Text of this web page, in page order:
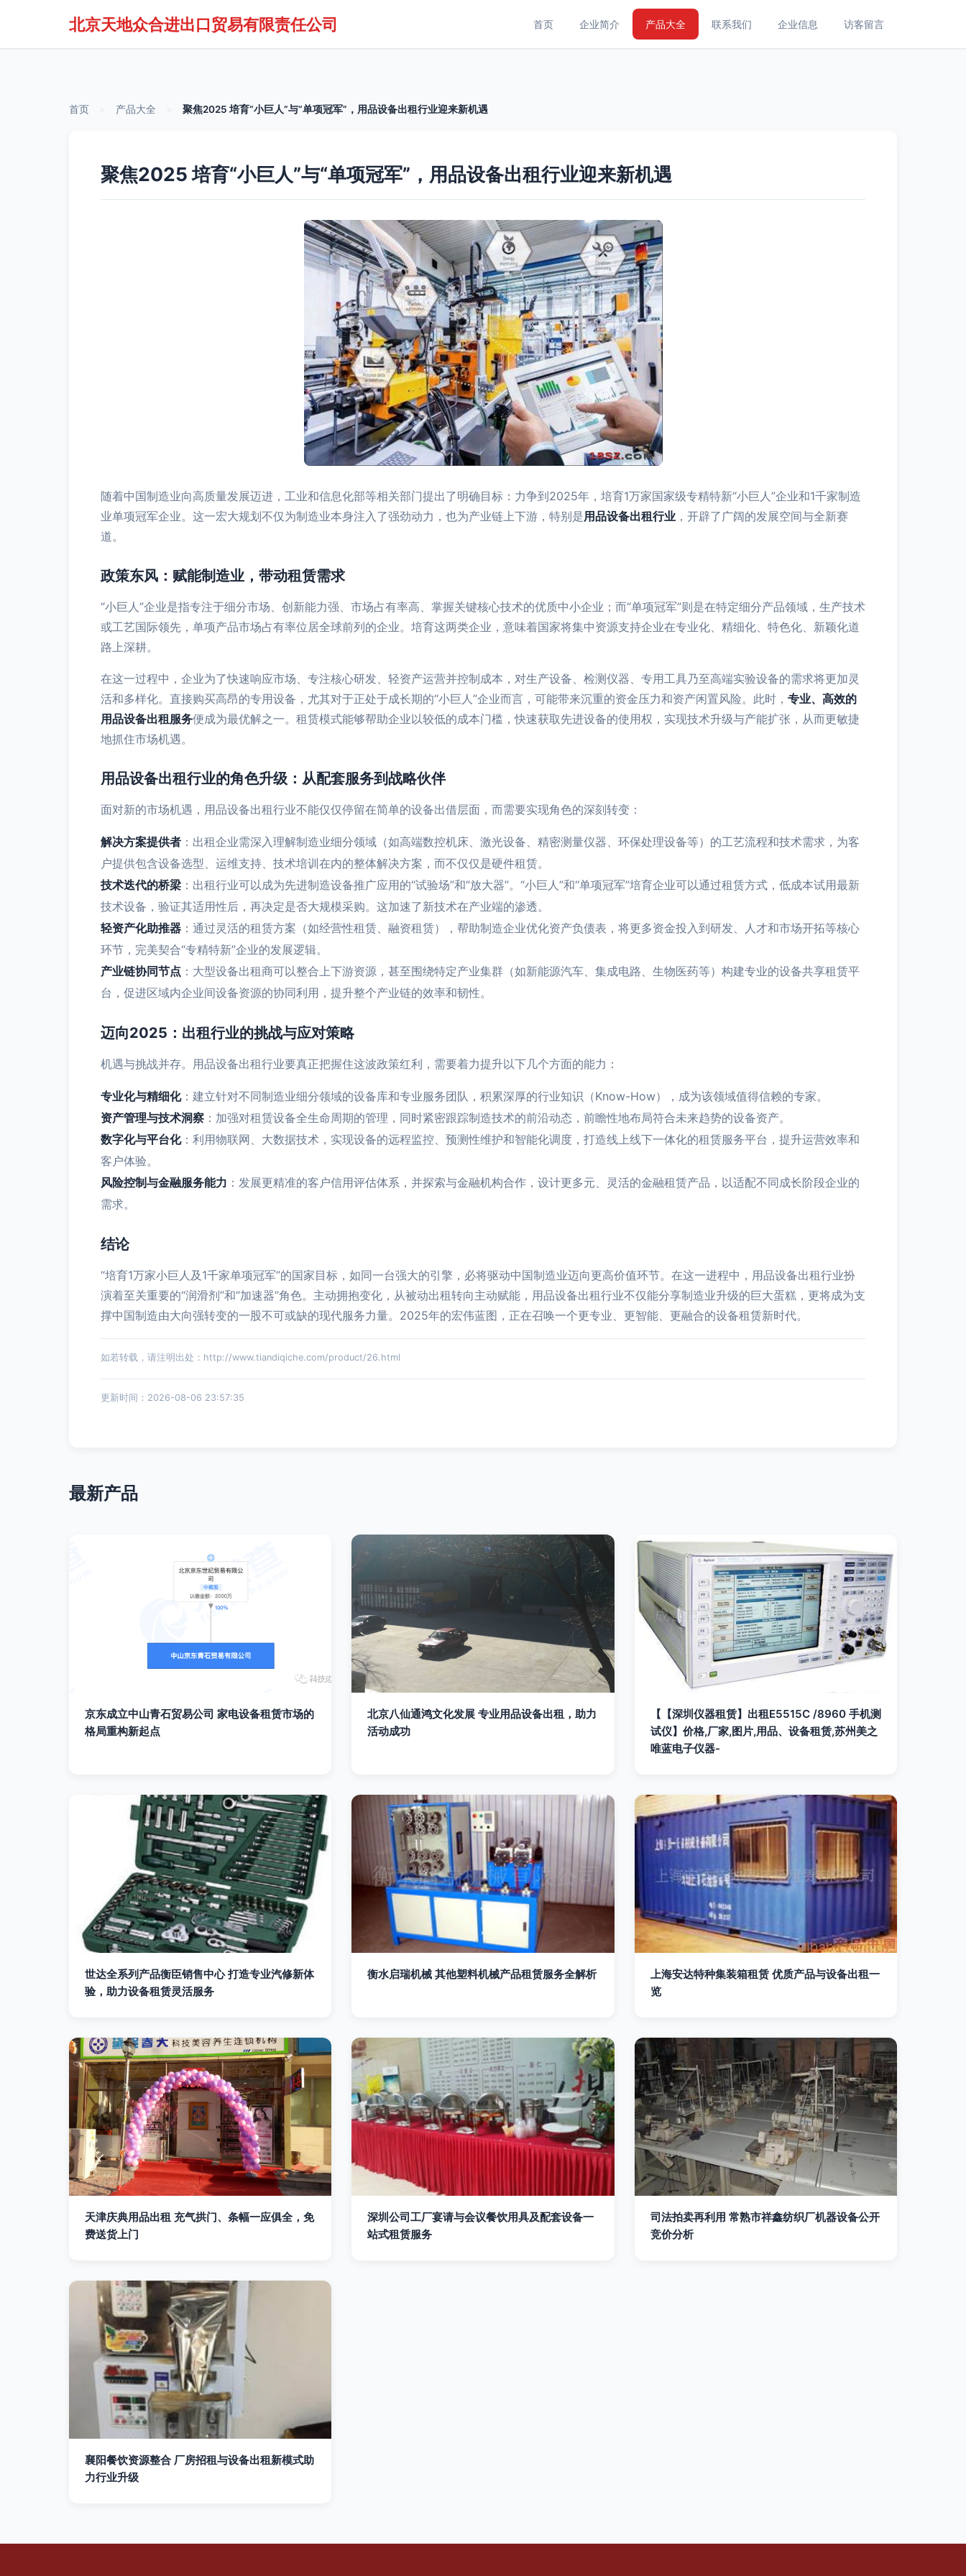
北京天地众合进出口贸易有限责任公司 首页 企业简介 产品大全 联系我们 企业信息 访客留言
首页 产品大全 聚焦2025 培育“小巨人”与“单项冠军”，用品设备出租行业迎来新机遇
聚焦2025 培育“小巨人”与“单项冠军”，用品设备出租行业迎来新机遇
随着中国制造业向高质量发展迈进，工业和信息化部等相关部门提出了明确目标：力争到2025年，培育1万家国家级专精特新“小巨人”企业和1千家制造
业单项冠军企业。这一宏大规划不仅为制造业本身注入了强劲动力，也为产业链上下游，特别是用品设备出租行业 ，开辟了广阔的发展空间与全新赛
道。
政策东风：赋能制造业，带动租赁需求
“小巨人”企业是指专注于细分市场、创新能力强、市场占有率高、掌握关键核心技术的优质中小企业；而“单项冠军”则是在特定细分产品领域，生产技术
或工艺国际领先，单项产品市场占有率位居全球前列的企业。培育这两类企业，意味着国家将集中资源支持企业在专业化、精细化、特色化、新颖化道
路上深耕。
在这一过程中，企业为了快速响应市场、专注核心研发、轻资产运营并控制成本，对生产设备、检测仪器、专用工具乃至高端实验设备的需求将更加灵
活和多样化。直接购买高昂的专用设备，尤其对于正处于成长期的“小巨人”企业而言，可能带来沉重的资金压力和资产闲置风险。此时， 专业、高效的
用品设备出租服务便成为最优解之一。租赁模式能够帮助企业以较低的成本门槛，快速获取先进设备的使用权，实现技术升级与产能扩张，从而更敏捷
地抓住市场机遇。
用品设备出租行业的角色升级：从配套服务到战略伙伴
面对新的市场机遇，用品设备出租行业不能仅仅停留在简单的设备出借层面，而需要实现角色的深刻转变：
解决方案提供者 ：出租企业需深入理解制造业细分领域（如高端数控机床、激光设备、精密测量仪器、环保处理设备等）的工艺流程和技术需求，为客
户提供包含设备选型、运维支持、技术培训在内的整体解决方案，而不仅仅是硬件租赁。
技术迭代的桥梁 ：出租行业可以成为先进制造设备推广应用的“试验场”和“放大器”。“小巨人”和“单项冠军”培育企业可以通过租赁方式，低成本试用最新
技术设备，验证其适用性后，再决定是否大规模采购。这加速了新技术在产业端的渗透。
轻资产化助推器 ：通过灵活的租赁方案（如经营性租赁、融资租赁），帮助制造企业优化资产负债表，将更多资金投入到研发、人才和市场开拓等核心
环节，完美契合“专精特新”企业的发展逻辑。
产业链协同节点 ：大型设备出租商可以整合上下游资源，甚至围绕特定产业集群（如新能源汽车、集成电路、生物医药等）构建专业的设备共享租赁平
台，促进区域内企业间设备资源的协同利用，提升整个产业链的效率和韧性。
迈向2025：出租行业的挑战与应对策略
机遇与挑战并存。用品设备出租行业要真正把握住这波政策红利，需要着力提升以下几个方面的能力：
专业化与精细化：建立针对不同制造业细分领域的设备库和专业服务团队，积累深厚的行业知识（Know-How），成为该领域值得信赖的专家。
资产管理与技术洞察 ：加强对租赁设备全生命周期的管理，同时紧密跟踪制造技术的前沿动态，前瞻性地布局符合未来趋势的设备资产。
数字化与平台化：利用物联网、大数据技术，实现设备的远程监控、预测性维护和智能化调度，打造线上线下一体化的租赁服务平台，提升运营效率和
客户体验。
风险控制与金融服务能力 ：发展更精准的客户信用评估体系，并探索与金融机构合作，设计更多元、灵活的金融租赁产品，以适配不同成长阶段企业的
需求。
结论
“培育1万家小巨人及1千家单项冠军”的国家目标，如同一台强大的引擎，必将驱动中国制造业迈向更高价值环节。在这一进程中，用品设备出租行业扮
演着至关重要的“润滑剂”和“加速器”角色。主动拥抱变化，从被动出租转向主动赋能，用品设备出租行业不仅能分享制造业升级的巨大蛋糕，更将成为支
撑中国制造由大向强转变的一股不可或缺的现代服务力量。2025年的宏伟蓝图，正在召唤一个更专业、更智能、更融合的设备租赁新时代。
如若转载，请注明出处：http://www.tiandiqiche.com/product/26.html
更新时间：2026-08-06 23:57:35
最新产品
京东成立中山青石贸易公司 家电设备租赁市场的
格局重构新起点
北京八仙通鸿文化发展 专业用品设备出租，助力
活动成功
【【深圳仪器租赁】出租E5515C /8960 手机测
试仪】价格,厂家,图片,用品、设备租赁,苏州美之
唯蓝电子仪器-
世达全系列产品衡臣销售中心 打造专业汽修新体
验，助力设备租赁灵活服务
衡水启瑞机械 其他塑料机械产品租赁服务全解析
上海安达特种集装箱租赁 优质产品与设备出租一
览
天津庆典用品出租 充气拱门、条幅一应俱全，免
费送货上门
深圳公司工厂宴请与会议餐饮用具及配套设备一
站式租赁服务
司法拍卖再利用 常熟市祥鑫纺织厂机器设备公开
竞价分析
襄阳餐饮资源整合 厂房招租与设备出租新模式助
力行业升级